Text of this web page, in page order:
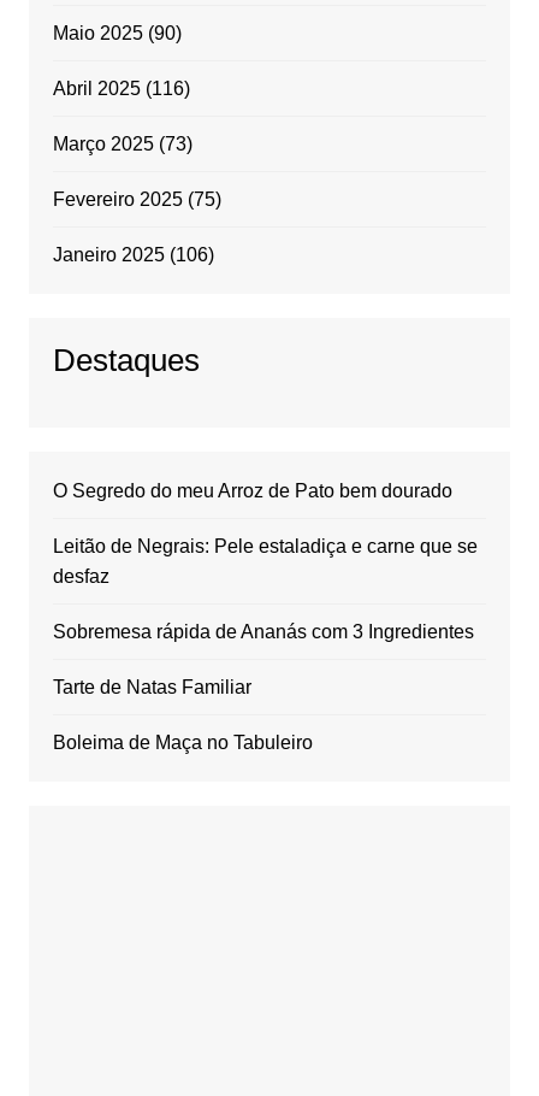
Maio 2025(90)
Abril 2025(116)
Março 2025(73)
Fevereiro 2025(75)
Janeiro 2025(106)
Destaques
O Segredo do meu Arroz de Pato bem dourado
Leitão de Negrais: Pele estaladiça e carne que se
desfaz
Sobremesa rápida de Ananás com 3 Ingredientes
Tarte de Natas Familiar
Boleima de Maça no Tabuleiro